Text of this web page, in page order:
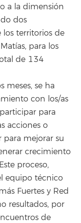
a la dimensión
dos
los territorios de
para los
de 134
meses, se ha
con los/as
para
acciones o
para mejorar su
crecimiento
proceso,
equipo técnico
Fuertes y Red
resultados, por
de